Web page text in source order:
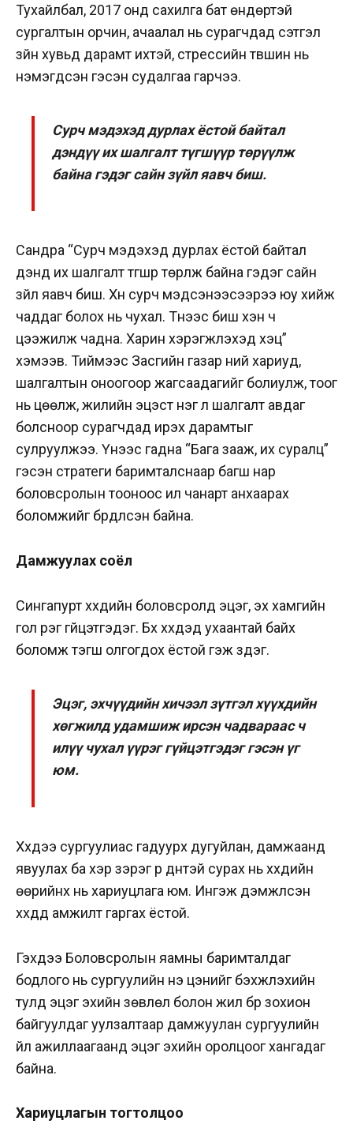
Тухайлбал, 2017 онд сахилга бат өндөртэй
сургалтын орчин, ачаалал нь сурагчдад сэтгэл
зүйн хувьд дарамт ихтэй, стрессийн түвшин нь
нэмэгдсэн гэсэн судалгаа гарчээ.
Сурч мэдэхэд дурлах ёстой байтал
дэндүү их шалгалт түгшүүр төрүүлж
байна гэдэг сайн зүйл яавч биш.
Сандра “Сурч мэдэхэд дурлах ёстой байтал
дэндүү их шалгалт түгшүүр төрүүлж байна гэдэг сайн
зүйл яавч биш. Хүн сурч мэдсэнээсээрээ юу хийж
чаддаг болох нь чухал. Түүнээс биш хэн ч
цээжилж чадна. Харин хэрэгжүүлэхэд хэцүү”
хэмээв. Тиймээс Засгийн газар үүний хариуд,
шалгалтын оноогоор жагсаадагийг болиулж, тоог
нь цөөлж, жилийн эцэст нэг л шалгалт авдаг
болсноор сурагчдад ирэх дарамтыг
сулруулжээ. Үүнээс гадна “Бага зааж, их суралц”
гэсэн стратеги баримталснаар багш нар
боловсролын тооноос илүү чанарт анхаарах
боломжийг бүрдүүлсэн байна.
Дамжуулах соёл
Сингапурт хүүхдийн боловсролд эцэг, эх хамгийн
гол үүрэг гүйцэтгэдэг. Бүх хүүхдэд ухаантай байх
боломж тэгш олгогдох ёстой гэж үздэг.
Эцэг, эхчүүдийн хичээл зүтгэл хүүхдийн
хөгжилд удамшиж ирсэн чадвараас ч
илүү чухал үүрэг гүйцэтгэдэг гэсэн үг
юм.
Хүүхдээ сургуулиас гадуурх дугуйлан, дамжаанд
явуулах ба хэр зэрэг үр дүнтэй сурах нь хүүхдийн
өөрийнх нь хариуцлага юм. Ингэж дэмжүүлсэн
хүүхдүүд амжилт гаргах ёстой.
Гэхдээ Боловсролын яамны баримталдаг
бодлого нь сургуулийн үнэ цэнийг бэхжүүлэхийн
тулд эцэг эхийн зөвлөл болон жил бүр зохион
байгуулдаг уулзалтаар дамжуулан сургуулийн
үйл ажиллаагаанд эцэг эхийн оролцоог хангадаг
байна.
Хариуцлагын тогтолцоо